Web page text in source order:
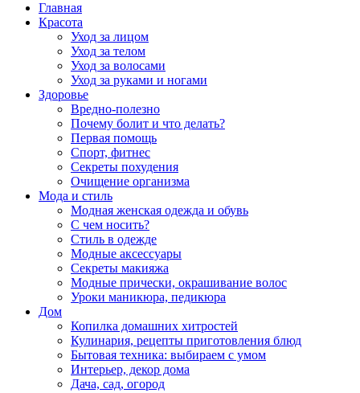
Главная
Красота
Уход за лицом
Уход за телом
Уход за волосами
Уход за руками и ногами
Здоровье
Вредно-полезно
Почему болит и что делать?
Первая помощь
Спорт, фитнес
Секреты похудения
Очищение организма
Мода и стиль
Модная женская одежда и обувь
С чем носить?
Стиль в одежде
Модные аксессуары
Секреты макияжа
Модные прически, окрашивание волос
Уроки маникюра, педикюра
Дом
Копилка домашних хитростей
Кулинария, рецепты приготовления блюд
Бытовая техника: выбираем с умом
Интерьер, декор дома
Дача, сад, огород